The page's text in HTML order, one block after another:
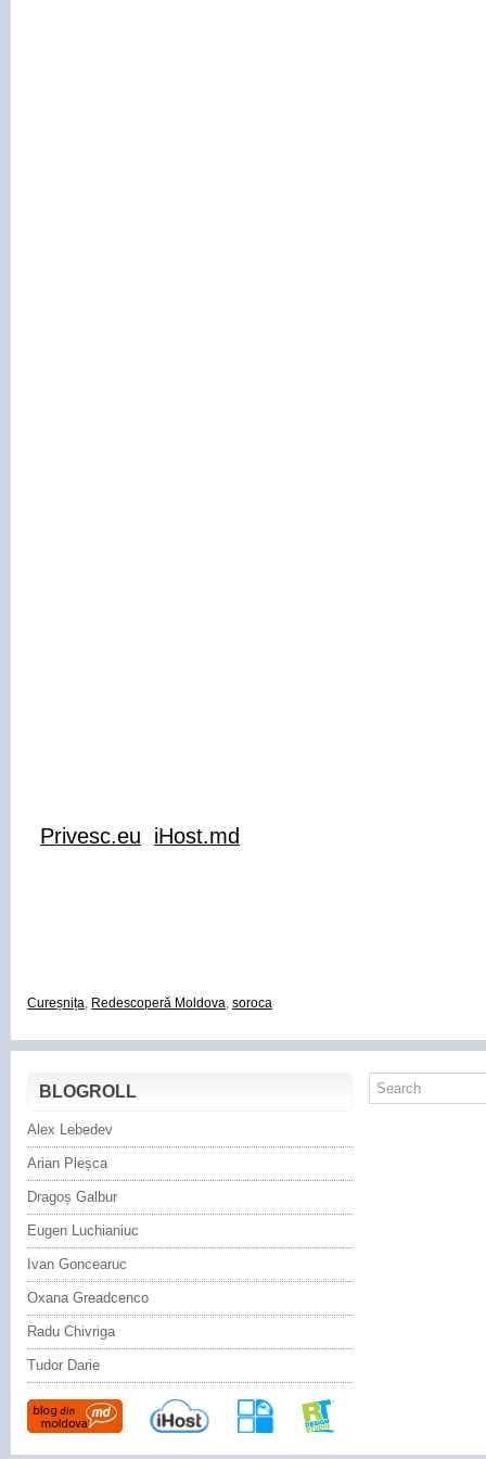
Privesc.eu iHost.md
Cureșnița, Redescoperă Moldova, soroca
BLOGROLL
Alex Lebedev
Arian Pleșca
Dragoș Galbur
Eugen Luchianiuc
Ivan Goncearuc
Oxana Greadcenco
Radu Chivriga
Tudor Darie